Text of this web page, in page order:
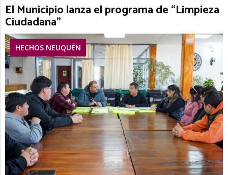
El Municipio lanza el programa de “Limpieza
Ciudadana”
HECHOS NEUQUÉN